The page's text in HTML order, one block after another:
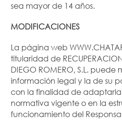
sea mayor de 14 años.
MODIFICACIONES
La página web
titularidad de
DIEGO ROMERO, S.L. puede
información legal y la de su
con la finalidad de
normativa vigente o en la
funcionamiento del